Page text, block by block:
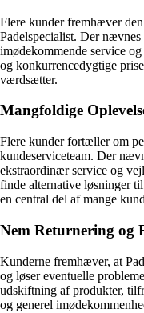
Flere kunder fremhæver
Padelspecialist. Der
imødekommende service
og konkurrencedygtige
værdsætter.
Mangfoldige
Flere kunder fortæller om
kundeserviceteam. Der
ekstraordinær service og
finde alternative løsninger
en central del af mange
Nem Returnering og
Kunderne fremhæver, at
og løser eventuelle
udskiftning af produkter,
og generel